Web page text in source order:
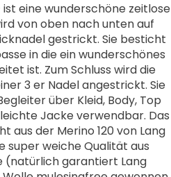
eine wunderschöne zeitlose
von oben nach unten auf
gestrickt. Sie besticht
in die ein wunderschönes
ist. Zum Schluss wird die
3 er Nadel angestrickt. Sie
über Kleid, Body, Top
Jacke verwendbar. Das
aus der Merino 120 von Lang
super weiche Qualität aus
(natürlich garantiert Lang